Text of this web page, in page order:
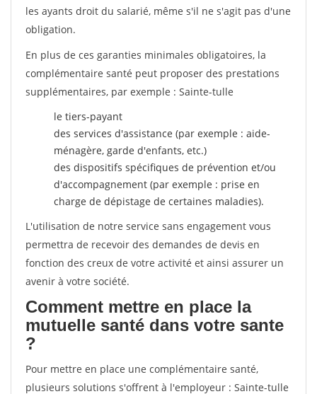
les ayants droit du salarié, même s'il ne s'agit pas d'une
obligation.
En plus de ces garanties minimales obligatoires, la
complémentaire santé peut proposer des prestations
supplémentaires, par exemple : Sainte-tulle
le tiers-payant
des services d'assistance (par exemple : aide-
ménagère, garde d'enfants, etc.)
des dispositifs spécifiques de prévention et/ou
d'accompagnement (par exemple : prise en
charge de dépistage de certaines maladies).
L'utilisation de notre service sans engagement vous
permettra de recevoir des demandes de devis en
fonction des creux de votre activité et ainsi assurer un
avenir à votre société.
Comment mettre en place la
mutuelle santé dans votre sante
?
Pour mettre en place une complémentaire santé,
plusieurs solutions s'offrent à l'employeur : Sainte-tulle